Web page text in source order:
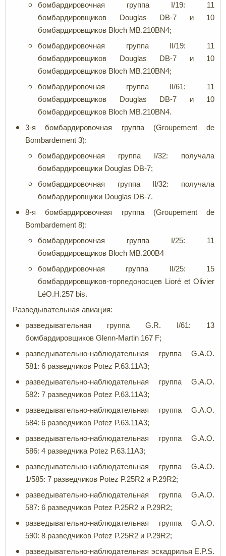
бомбардировочная группа I/19: 11
бомбардировщиков Douglas DB-7 и 10
бомбардировщиков Bloch MB.210BN4;
бомбардировочная группа II/19: 11
бомбардировщиков Douglas DB-7 и 10
бомбардировщиков Bloch MB.210BN4;
бомбардировочная группа II/61: 11
бомбардировщиков Douglas DB-7 и 10
бомбардировщиков Bloch MB.210BN4.
3-я бомбардировочная группа (Groupement de
Bombardement 3):
бомбардировочная группа I/32: получала
бомбардировщики Douglas DB-7;
бомбардировочная группа II/32: получала
бомбардировщики Douglas DB-7.
8-я бомбардировочная группа (Groupement de
Bombardement 8):
бомбардировочная группа I/25: 11
бомбардировщиков Bloch MB.200B4
бомбардировочная группа II/25: 15
бомбардировщиков-торпедоносцев Lioré et Olivier
LéO.H.257 bis.
Разведывательная авиация:
разведывательная группа G.R. I/61: 13
бомбардировщиков Glenn-Martin 167 F;
разведывательно-наблюдательная группа G.A.O.
581: 6 разведчиков Potez P.63.11A3;
разведывательно-наблюдательная группа G.A.O.
582: 7 разведчиков Potez P.63.11A3;
разведывательно-наблюдательная группа G.A.O.
584: 6 разведчиков Potez P.63.11A3;
разведывательно-наблюдательная группа G.A.O.
586: 4 разведчика Potez P.63.11A3;
разведывательно-наблюдательная группа G.A.O.
1/585: 7 разведчиков Potez P.25R2 и P.29R2;
разведывательно-наблюдательная группа G.A.O.
587: 6 разведчиков Potez P.25R2 и P.29R2;
разведывательно-наблюдательная группа G.A.O.
590: 8 разведчиков Potez P.25R2 и P.29R2;
разведывательно-наблюдательная эскадрилья E.P.S.